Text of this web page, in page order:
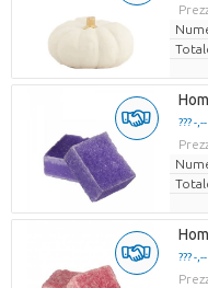
??? -,--
??? -,--